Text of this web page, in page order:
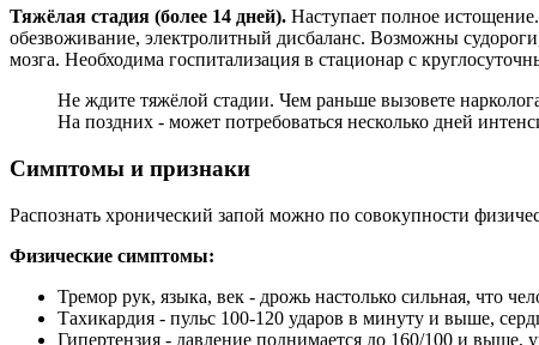
Тяжёлая стадия (более 14 дней). Наступает полное
обезвоживание, электролитный дисбаланс. Возможны
мозга. Необходима госпитализация в стационар с
Не ждите тяжёлой стадии. Чем раньше вызовете
На поздних - может потребоваться несколько дней
Симптомы и признаки
Распознать хронический запой можно по совокупности
Физические симптомы:
Тремор рук, языка, век - дрожь настолько сильная, что
Тахикардия - пульс 100-120 ударов в минуту и выше,
Гипертензия - давление поднимается до 160/100 и выше,